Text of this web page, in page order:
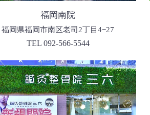
福岡南院
福岡県福岡市南区老司2丁目4−27
TEL 092-566-5544